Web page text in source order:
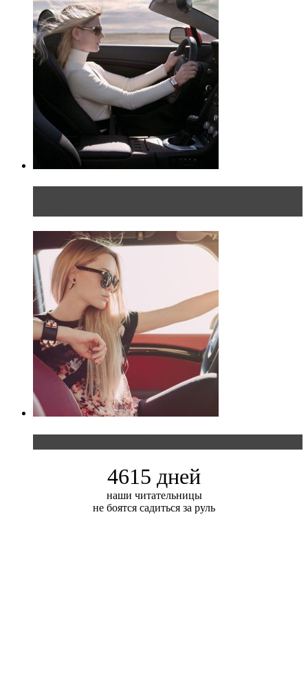
4615 дней
наши читательницы
не боятся садиться за руль